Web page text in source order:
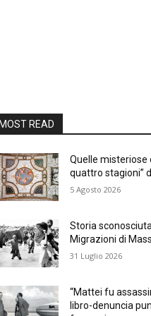
READ
Quelle misteriose
quattro stagioni”
5 Agosto 2026
Storia
Migrazioni di
31 Luglio 2026
“Mattei fu
libro-denuncia